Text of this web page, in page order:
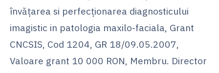
învăţarea si perfecţionarea diagnosticului
imagistic in patologia maxilo-faciala, Grant
CNCSIS, Cod 1204, GR 18/09.05.2007,
Valoare grant 10 000 RON, Membru. Director